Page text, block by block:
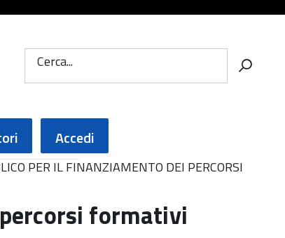
Cerca...
Accedi
PER IL FINANZIAMENTO DEI PERCORSI
formativi